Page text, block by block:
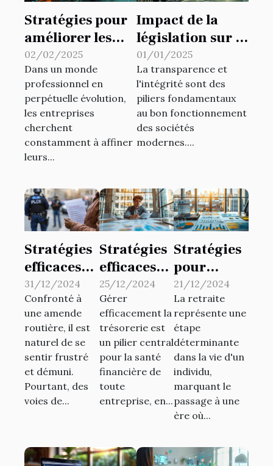
Stratégies pour
améliorer les
performances à
travers des
systèmes de
gestion
innovants
02/02/2025
Dans un monde
professionnel en
perpétuelle évolution,
les entreprises
cherchent
constamment à affiner
leurs...
Impact de la
législation sur la
protection des
lanceurs d'alerte
01/01/2025
La transparence et
l'intégrité sont des
piliers fondamentaux
au bon fonctionnement
des sociétés
modernes....
Stratégies
efficaces
pour
contester
une
amende
routière
31/12/2024
Confronté à
une amende
routière, il est
naturel de se
sentir frustré
et démuni.
Pourtant, des
voies de...
Stratégies
efficaces
pour une
gestion de
trésorerie
optimale
dans les
startups
25/12/2024
Gérer
efficacement la
trésorerie est
un pilier central
pour la santé
financière de
toute
entreprise, en...
Stratégies
pour
optimiser
les fonds
de pension
dans le
secteur
privé
21/12/2024
La retraite
représente une
étape
déterminante
dans la vie d'un
individu,
marquant le
passage à une
ère où...